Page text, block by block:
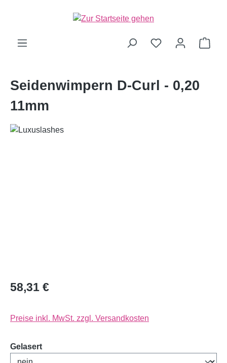
Seidenwimpern D-Curl - 0,20
11mm
58,31 €
Preise inkl. MwSt. zzgl. Versandkosten
Gelasertauswählen